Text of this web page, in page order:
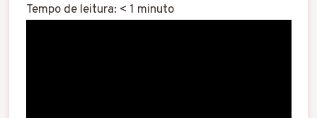
Tempo de leitura: < 1 minuto